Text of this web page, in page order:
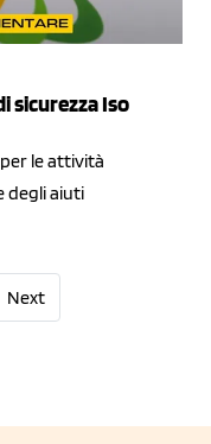
sicurezza Iso
le attività
degli aiuti
Next